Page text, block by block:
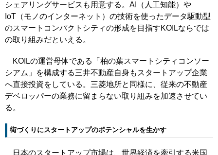
シェアリングサービスも用意する。AI（人工知能）や
IoT（モノのインターネット）の技術を使ったデータ駆動型
のスマートコンパクトシティの形成を目指すKOILならでは
の取り組みだといえる。
KOILの運営母体である「柏の葉スマートシティコンソー
シアム」を構成する三井不動産自身もスタートアップ企業
へ直接投資をしている。三菱地所と同様に、従来の不動産
デベロッパーの業務に留まらない取り組みを加速させてい
る。
街づくりにスタートアップのポテンシャルを生かす
日本のスタートアップ市場は、世界経済を牽引する米国